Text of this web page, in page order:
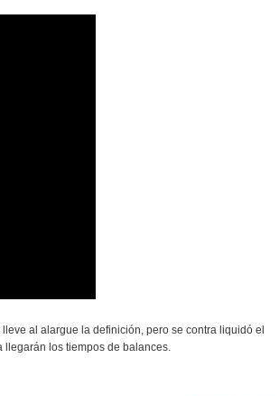
al alargue la definición, pero se contra liquidó el
llegarán los tiempos de balances.